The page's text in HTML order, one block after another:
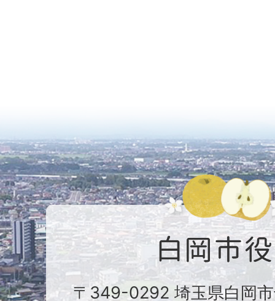
〒349-0292 埼玉県白岡